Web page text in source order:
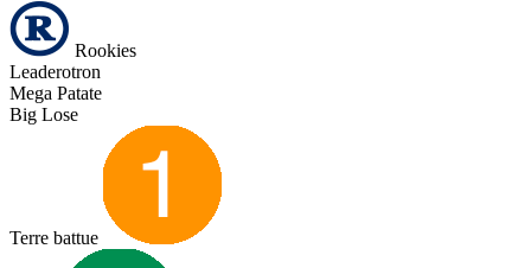
Rookies
Leaderotron
Mega Patate
Big Lose
Terre battue